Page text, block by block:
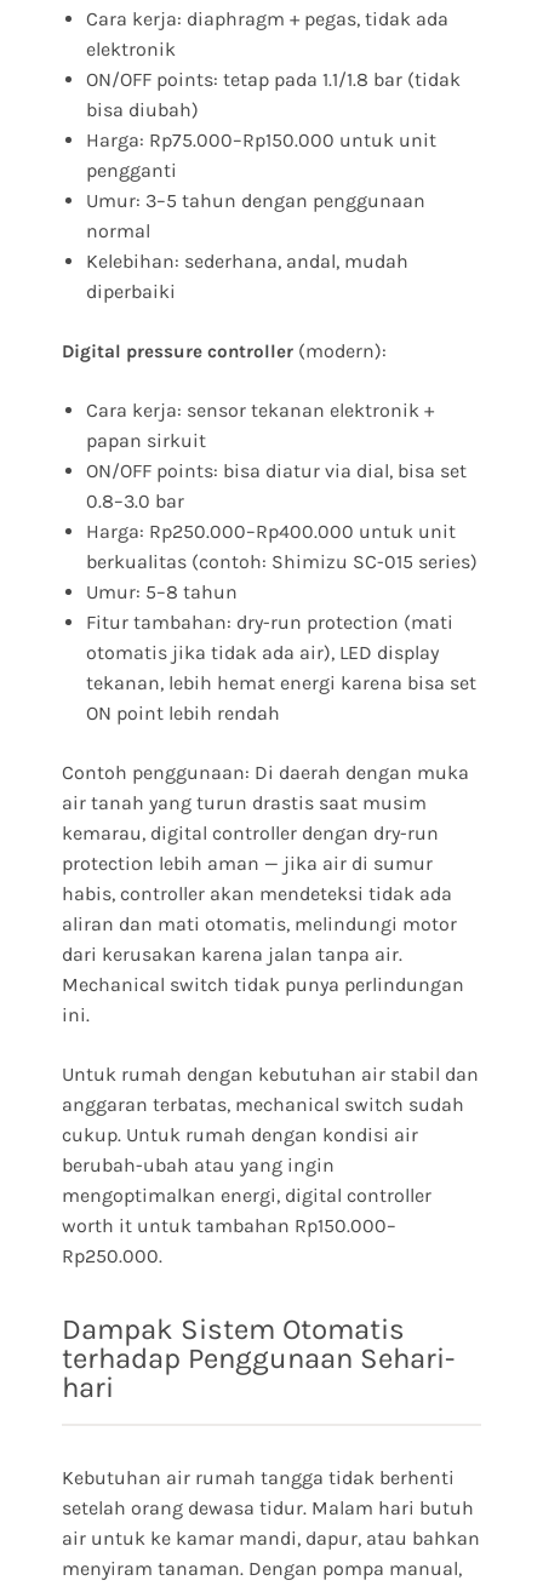
Cara kerja: diaphragm + pegas, tidak ada
elektronik
ON/OFF points: tetap pada 1.1/1.8 bar (tidak
bisa diubah)
Harga: Rp75.000–Rp150.000 untuk unit
pengganti
Umur: 3–5 tahun dengan penggunaan
normal
Kelebihan: sederhana, andal, mudah
diperbaiki
Digital pressure controller (modern):
Cara kerja: sensor tekanan elektronik +
papan sirkuit
ON/OFF points: bisa diatur via dial, bisa set
0.8–3.0 bar
Harga: Rp250.000–Rp400.000 untuk unit
berkualitas (contoh: Shimizu SC-015 series)
Umur: 5–8 tahun
Fitur tambahan: dry-run protection (mati
otomatis jika tidak ada air), LED display
tekanan, lebih hemat energi karena bisa set
ON point lebih rendah
Contoh penggunaan: Di daerah dengan muka
air tanah yang turun drastis saat musim
kemarau, digital controller dengan dry-run
protection lebih aman — jika air di sumur
habis, controller akan mendeteksi tidak ada
aliran dan mati otomatis, melindungi motor
dari kerusakan karena jalan tanpa air.
Mechanical switch tidak punya perlindungan
ini.
Untuk rumah dengan kebutuhan air stabil dan
anggaran terbatas, mechanical switch sudah
cukup. Untuk rumah dengan kondisi air
berubah-ubah atau yang ingin
mengoptimalkan energi, digital controller
worth it untuk tambahan Rp150.000–
Rp250.000.
Dampak Sistem Otomatis
terhadap Penggunaan Sehari-
hari
Kebutuhan air rumah tangga tidak berhenti
setelah orang dewasa tidur. Malam hari butuh
air untuk ke kamar mandi, dapur, atau bahkan
menyiram tanaman. Dengan pompa manual,